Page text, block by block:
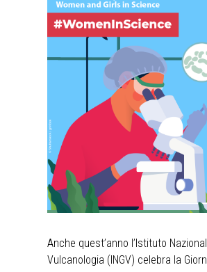
Anche quest’anno l’Istituto
Vulcanologia (INGV) celebra la